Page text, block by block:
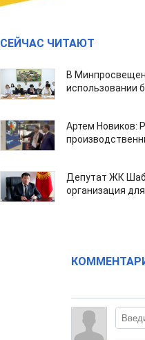
СЕЙЧАС ЧИТАЮТ
В
использовании
Артем Новиков:
Депутат ЖК
организация